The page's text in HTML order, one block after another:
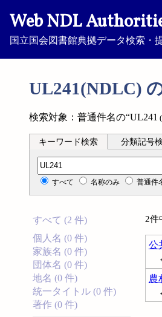
Web NDL
国立国会図書館典拠データ検索・
UL241(NDLC)
検索対象：普通件名の“UL241
キーワード検索 分類記号
分類記号検索
すべて 名称のみ 普通件
すべて (2 件)
個人名 (0 件)
家族名 (0 件)
団体名 (0 件)
地名 (0 件)
統一タイトル (0 件)
著作 (0 件)
2件
公
農